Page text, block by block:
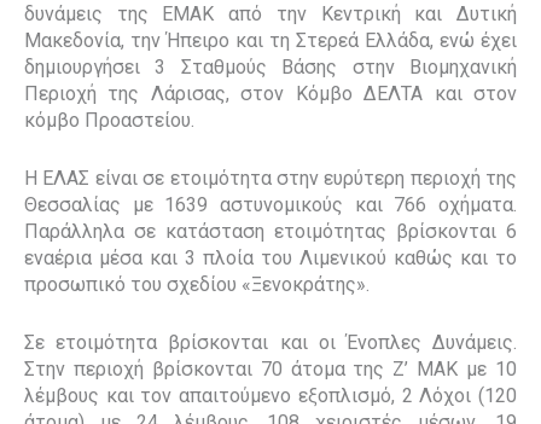
δυνάμεις της ΕΜΑΚ από την Κεντρική και Δυτική
Μακεδονία, την Ήπειρο και τη Στερεά Ελλάδα, ενώ έχει
δημιουργήσει 3 Σταθμούς Βάσης στην Βιομηχανική
Περιοχή της Λάρισας, στον Κόμβο ΔΕΛΤΑ και στον
κόμβο Προαστείου.
Η ΕΛΑΣ είναι σε ετοιμότητα στην ευρύτερη περιοχή της
Θεσσαλίας με 1639 αστυνομικούς και 766 οχήματα.
Παράλληλα σε κατάσταση ετοιμότητας βρίσκονται 6
εναέρια μέσα και 3 πλοία του Λιμενικού καθώς και το
προσωπικό του σχεδίου «Ξενοκράτης».
Σε ετοιμότητα βρίσκονται και οι Ένοπλες Δυνάμεις.
Στην περιοχή βρίσκονται 70 άτομα της Ζ’ ΜΑΚ με 10
λέμβους και τον απαιτούμενο εξοπλισμό, 2 Λόχοι (120